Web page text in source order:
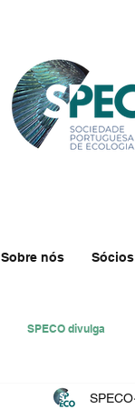
Sobre nós Sócios
SPECO divulga
#DivECO
SPECO